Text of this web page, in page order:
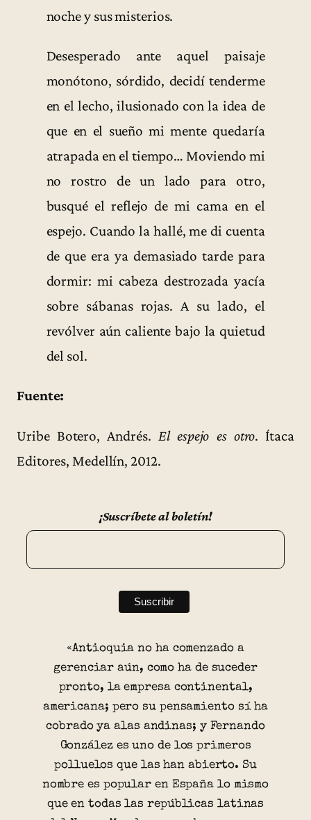
noche y sus misterios.
Desesperado ante aquel paisaje
monótono, sórdido, decidí tenderme
en el lecho, ilusionado con la idea de
que en el sueño mi mente quedaría
atrapada en el tiempo… Moviendo mi
no rostro de un lado para otro,
busqué el reflejo de mi cama en el
espejo. Cuando la hallé, me di cuenta
de que era ya demasiado tarde para
dormir: mi cabeza destrozada yacía
sobre sábanas rojas. A su lado, el
revólver aún caliente bajo la quietud
del sol.
Fuente:
Uribe Botero, Andrés. El espejo es otro. Ítaca
Editores, Medellín, 2012.
¡Suscríbete al boletín!
«Antioquia no ha comenzado a
gerenciar aún, como ha de suceder
pronto, la empresa continental,
americana; pero su pensamiento sí ha
cobrado ya alas andinas; y Fernando
González es uno de los primeros
polluelos que las han abierto. Su
nombre es popular en España lo mismo
que en todas las repúblicas latinas